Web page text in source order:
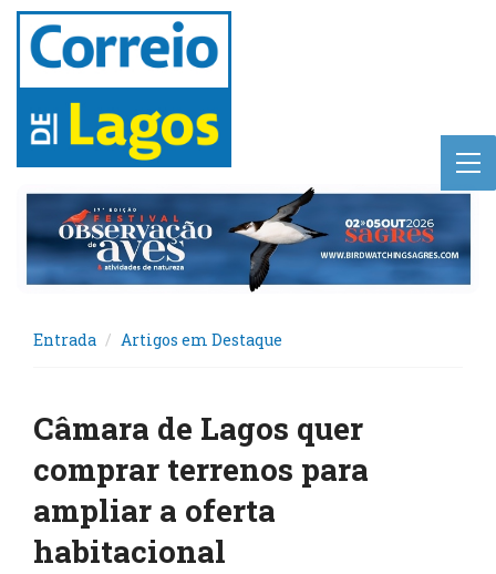
Entrada Artigos em Destaque
Câmara de Lagos quer
comprar terrenos para
ampliar a oferta
habitacional